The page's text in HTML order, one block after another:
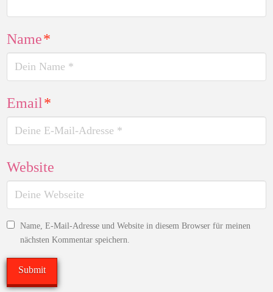
Name*
Email*
Website
Name, E-Mail-Adresse und Website in diesem Browser für meinen
nächsten Kommentar speichern.